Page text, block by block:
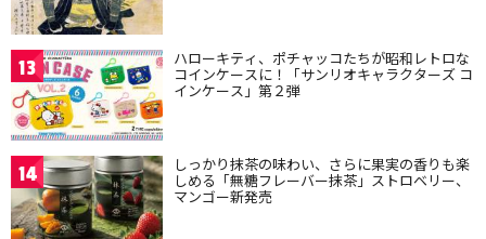
13 ハローキティ、ポチャッコたちが昭和レトロな
コインケースに！「サンリオキャラクターズ コ
インケース」第２弾
14 しっかり抹茶の味わい、さらに果実の香りも楽
しめる「無糖フレーバー抹茶」ストロベリー、
マンゴー新発売